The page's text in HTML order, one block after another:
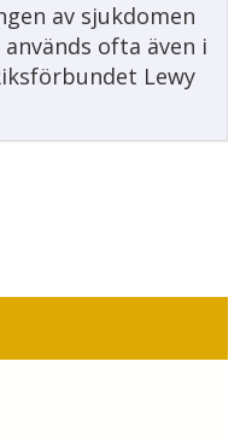
av sjukdomen
används ofta även i
Lewy